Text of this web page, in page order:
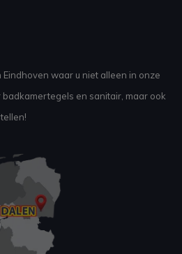
waar u niet alleen in onze
en sanitair, maar ook